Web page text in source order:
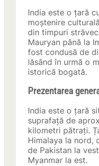
India este o țară
moștenire
din timpuri
Mauryan până la
fost condusă de
lăsând în urmă o
istorică bogată.
Prezentarea
India este o țară
suprafață de
kilometri pătrați.
Himalaya la nord,
de Pakistan la
Myanmar la est.